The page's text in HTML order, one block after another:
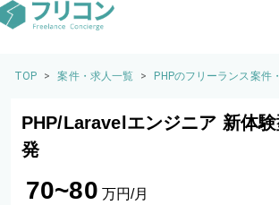
TOP > 案件・求人一覧 > PHPのフリーランス案件
PHP/Laravelエンジニア 新体験
発
70~80 万円/月